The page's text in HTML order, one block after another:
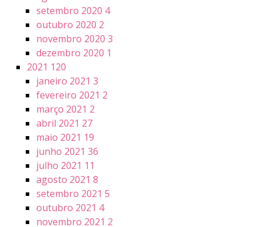
setembro 2020 4
outubro 2020 2
novembro 2020 3
dezembro 2020 1
2021 120
janeiro 2021 3
fevereiro 2021 2
março 2021 2
abril 2021 27
maio 2021 19
junho 2021 36
julho 2021 11
agosto 2021 8
setembro 2021 5
outubro 2021 4
novembro 2021 2